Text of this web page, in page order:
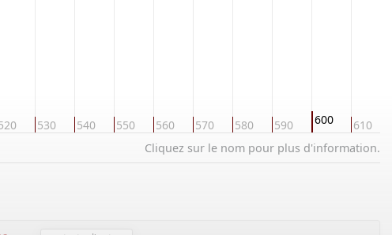
530 540 550 560 570 580 590 600 610
Cliquez sur le nom pour plus d'information.